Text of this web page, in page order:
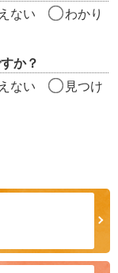
ない
わかり
か？
ない
見つけ